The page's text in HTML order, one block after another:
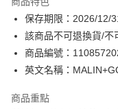
PayMe
WeChat Pay
BoC Pay
送貨方式
保存期限：2026/12/
該商品不可退換貨/不
商品編號：
英文名稱：
商品重點